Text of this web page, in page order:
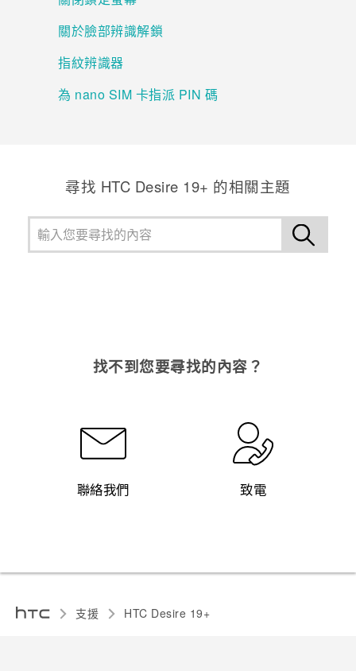
銷售通路
支援服務
VIVELAND
關於臉部辨識解鎖
指紋辨識器
為 nano SIM 卡指派 PIN 碼
尋找 ‎HTC Desire 19+‎ 的相關主題
找不到您要尋找的內容？
聯絡我們 致電
支援 ‎HTC Desire 19+‎‎